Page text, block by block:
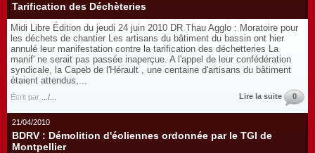
Tarification des Déchèteries
Midi Libre Édition du jeudi 24 juin 2010 DR Thau Agglo : Moratoire pour
les déchets de chantier Les artisans du bâtiment du bassin ont hier
annulé leur manifestation contre la tarification des déchetteries La
manif' ne serait pas passée inaperçue. A l'appel de leur confédération
syndicale, la Capeb de l'Hérault , une centaine d'artisans du bâtiment
étaient attendus,...
Écrit par .../... Lire la suite 0
21/04/2010
BDRV : Démolition d'éoliennes ordonnée par le TGI de
Montpellier